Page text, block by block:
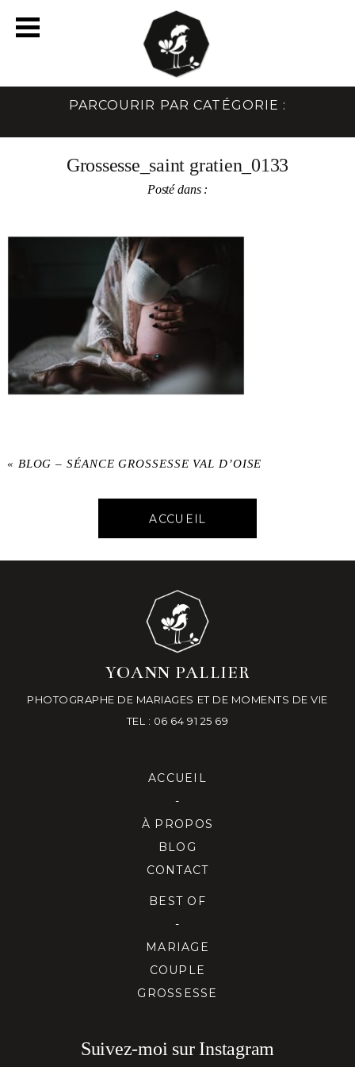
PARCOURIR PAR CATÉGORIE :
Grossesse_saint gratien_0133
Posté dans :
« BLOG – SÉANCE GROSSESSE VAL D’OISE
ACCUEIL
YOANN PALLIER
PHOTOGRAPHE DE MARIAGES ET DE MOMENTS DE VIE
TEL : 06 64 91 25 69
ACCUEIL
-
À PROPOS
BLOG
CONTACT
BEST OF
-
MARIAGE
COUPLE
GROSSESSE
Suivez-moi sur Instagram